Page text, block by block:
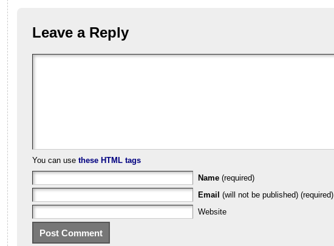
Leave a Reply
You can use these HTML tags
Name (required)
Email (will not be published) (required)
Website